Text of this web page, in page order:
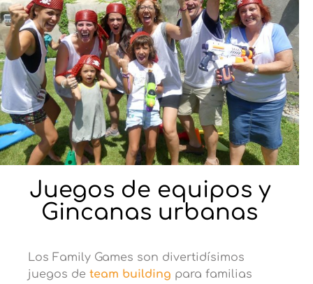
Juegos de equipos y
Gincanas urbanas
Los Family Games son divertidísimos
juegos de team building para familias